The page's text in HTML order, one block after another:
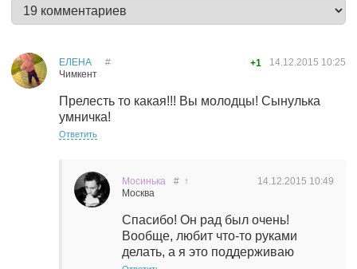
ЕЛЕНА
Чимкент
14.12.2015 10:25
# +1
Прелесть то какая!!! Вы молодцы! Сынулька
умничка!
Ответить
Мосинька
Москва
14.12.2015 10:49
# ↑
Спасибо! Он рад был очень!
Вообще, любит что-то руками
делать, а я это поддерживаю